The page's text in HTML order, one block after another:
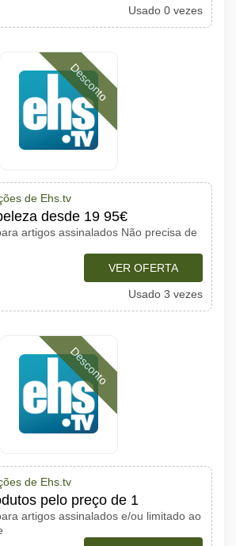
Usado 0 vezes
Desconto
de Ehs.tv
desde 19 95€
artigos assinalados Não precisa de
VER OFERTA
Usado 3 vezes
Desconto
de Ehs.tv
pelo preço de 1
artigos assinalados e/ou limitado ao